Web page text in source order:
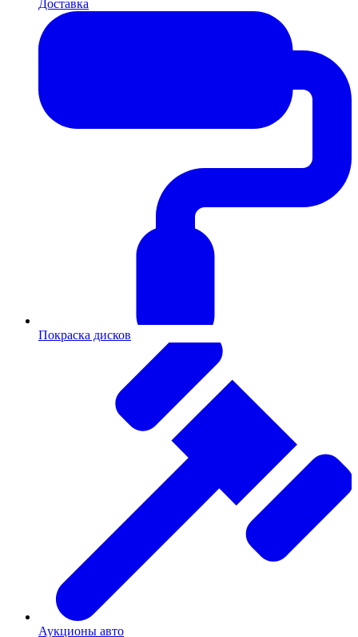
Доставка
Покраска дисков
Аукционы авто